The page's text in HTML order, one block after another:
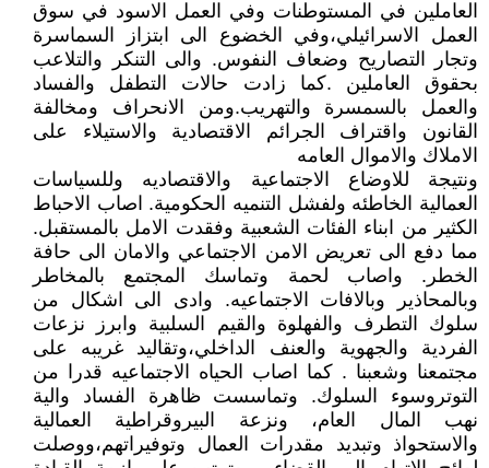
العاملين في المستوطنات وفي العمل الاسود في سوق
العمل الاسرائيلي،وفي الخضوع الى ابتزاز السماسرة
وتجار التصاريح وضعاف النفوس. والى التنكر والتلاعب
بحقوق العاملين .كما زادت حالات التطفل والفساد
والعمل بالسمسرة والتهريب.ومن الانحراف ومخالفة
القانون واقتراف الجرائم الاقتصادية والاستيلاء على
الاملاك والاموال العامه
ونتيجة للاوضاع الاجتماعية والاقتصاديه وللسياسات
العمالية الخاطئه ولفشل التنميه الحكومية. اصاب الاحباط
الكثير من ابناء الفئات الشعبية وفقدت الامل بالمستقبل.
مما دفع الى تعريض الامن الاجتماعي والامان الى حافة
الخطر. واصاب لحمة وتماسك المجتمع بالمخاطر
وبالمحاذير وبالافات الاجتماعيه. وادى الى اشكال من
سلوك التطرف والفهلوة والقيم السلبية وابرز نزعات
الفردية والجهوية والعنف الداخلي،وتقاليد غريبه على
مجتمعنا وشعبنا . كما اصاب الحياه الاجتماعيه قدرا من
التوتروسوء السلوك. وتماسست ظاهرة الفساد والية
نهب المال العام، ونزعة البيروقراطية العمالية
والاستحواذ وتبديد مقدرات العمال وتوفيراتهم،ووصلت